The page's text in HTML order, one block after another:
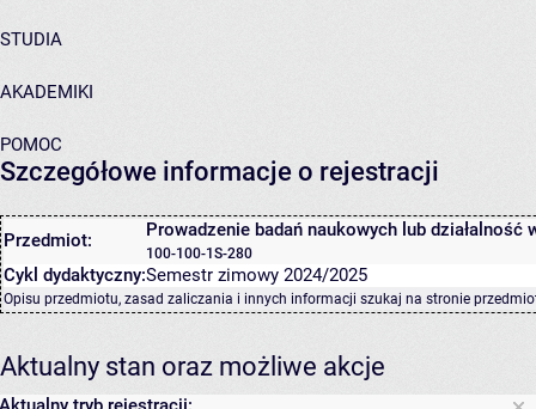
STUDIA
AKADEMIKI
POMOC
Szczegółowe informacje o rejestracji
Przedmiot: Prowadzenie badań naukowych lub działalność
100-100-1S-280
Cykl dydaktyczny:Semestr zimowy 2024/2025
Opisu przedmiotu, zasad zaliczania i innych informacji szukaj na stronie
Aktualny stan oraz możliwe akcje